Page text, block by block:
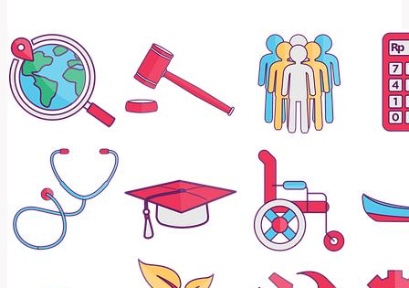
význam
v
anglicko-